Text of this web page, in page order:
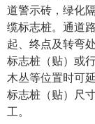
道警示砖，绿化
缆标志桩。通道
起、终点及转弯
标志桩（贴）或
木丛等位置时可
标志桩（贴）尺
工。